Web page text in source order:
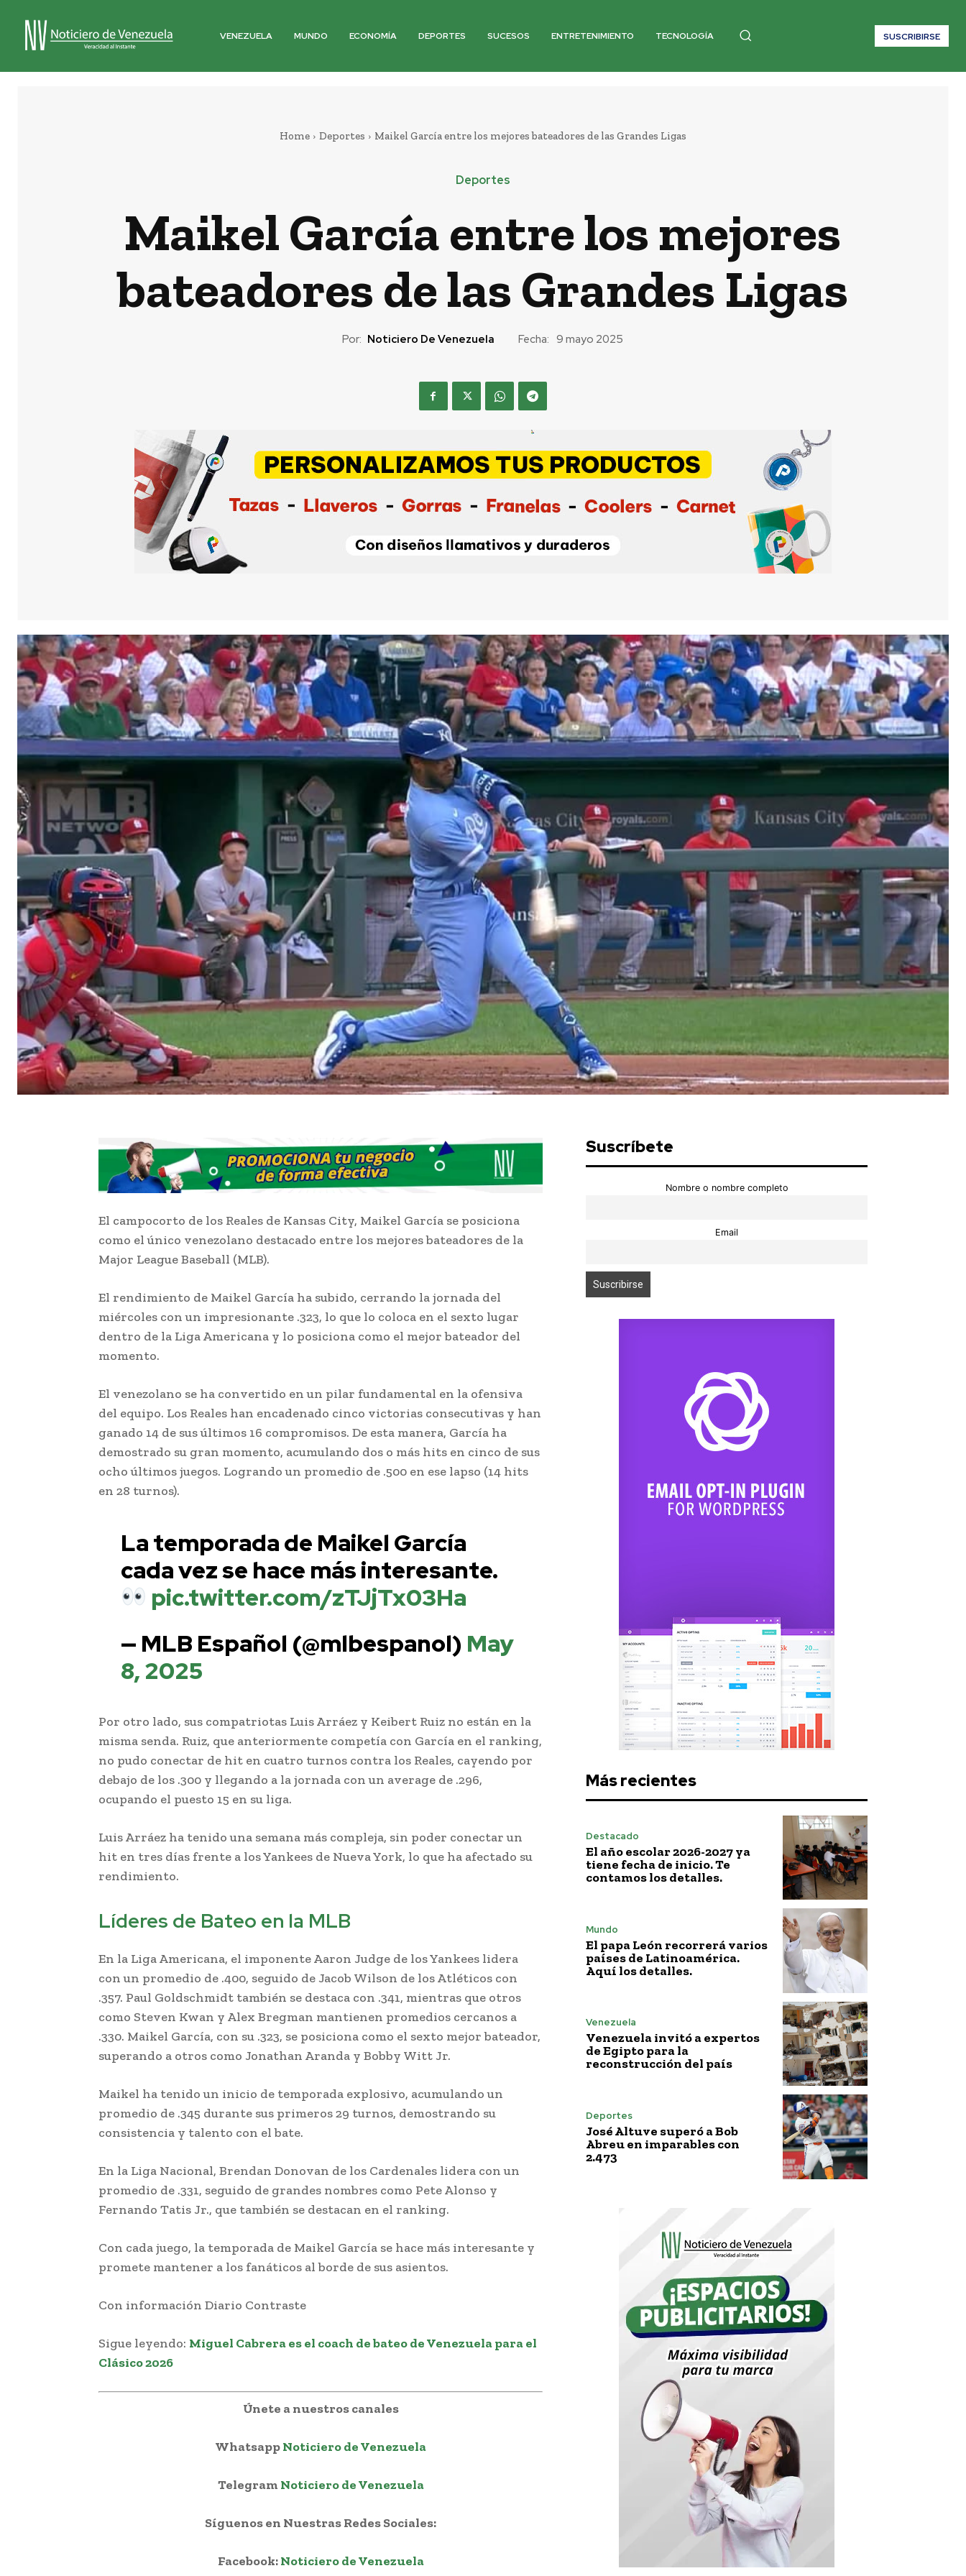
VENEZUELA MUNDO ECONOMÍA DEPORTES SUCESOS ENTRETENIMIENTO TECNOLOGÍA SUSCRIBIRSE
Home Deportes Maikel García entre los mejores bateadores de las Grandes Ligas
Deportes
Maikel García entre los mejores
bateadores de las Grandes Ligas
Por: Noticiero De Venezuela Fecha: 9 mayo 2025
El campocorto de los Reales de Kansas City, Maikel García se posiciona
como el único venezolano destacado entre los mejores bateadores de la
Major League Baseball (MLB).
El rendimiento de Maikel García ha subido, cerrando la jornada del
miércoles con un impresionante .323, lo que lo coloca en el sexto lugar
dentro de la Liga Americana y lo posiciona como el mejor bateador del
momento.
El venezolano se ha convertido en un pilar fundamental en la ofensiva
del equipo. Los Reales han encadenado cinco victorias consecutivas y han
ganado 14 de sus últimos 16 compromisos. De esta manera, García ha
demostrado su gran momento, acumulando dos o más hits en cinco de sus
ocho últimos juegos. Logrando un promedio de .500 en ese lapso (14 hits
en 28 turnos).
La temporada de Maikel García
cada vez se hace más interesante.
pic.twitter.com/zTJjTx03Ha
— MLB Español (@mlbespanol) May
8, 2025
Por otro lado, sus compatriotas Luis Arráez y Keibert Ruiz no están en la
misma senda. Ruiz, que anteriormente competía con García en el ranking,
no pudo conectar de hit en cuatro turnos contra los Reales, cayendo por
debajo de los .300 y llegando a la jornada con un average de .296,
ocupando el puesto 15 en su liga.
Luis Arráez ha tenido una semana más compleja, sin poder conectar un
hit en tres días frente a los Yankees de Nueva York, lo que ha afectado su
rendimiento.
Líderes de Bateo en la MLB
En la Liga Americana, el imponente Aaron Judge de los Yankees lidera
con un promedio de .400, seguido de Jacob Wilson de los Atléticos con
.357. Paul Goldschmidt también se destaca con .341, mientras que otros
como Steven Kwan y Alex Bregman mantienen promedios cercanos a
.330. Maikel García, con su .323, se posiciona como el sexto mejor bateador,
superando a otros como Jonathan Aranda y Bobby Witt Jr.
Maikel ha tenido un inicio de temporada explosivo, acumulando un
promedio de .345 durante sus primeros 29 turnos, demostrando su
consistencia y talento con el bate.
En la Liga Nacional, Brendan Donovan de los Cardenales lidera con un
promedio de .331, seguido de grandes nombres como Pete Alonso y
Fernando Tatis Jr., que también se destacan en el ranking.
Con cada juego, la temporada de Maikel García se hace más interesante y
promete mantener a los fanáticos al borde de sus asientos.
Con información Diario Contraste
Sigue leyendo: Miguel Cabrera es el coach de bateo de Venezuela para el
Clásico 2026
Únete a nuestros canales
WhatsappNoticiero de Venezuela
Telegram Noticiero de Venezuela
Síguenos en Nuestras Redes Sociales:
Facebook:Noticiero de Venezuela
Suscríbete
Nombre o nombre completo
Email
Más recientes
Destacado
El año escolar 2026-2027 ya
tiene fecha de inicio. Te
contamos los detalles.
Mundo
El papa León recorrerá varios
países de Latinoamérica.
Aquí los detalles.
Venezuela
Venezuela invitó a expertos
de Egipto para la
reconstrucción del país
Deportes
José Altuve superó a Bob
Abreu en imparables con
2.473